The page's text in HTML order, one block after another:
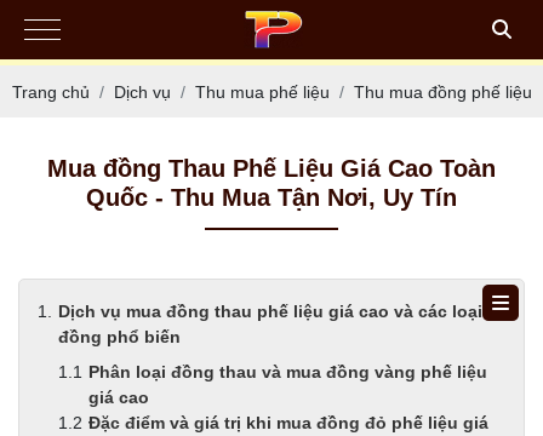
Trang chủ Dịch vụ Thu mua phế liệu Thu mua đồng phế liệu
Mua đồng Thau Phế Liệu Giá Cao Toàn
Quốc - Thu Mua Tận Nơi, Uy Tín
Dịch vụ mua đồng thau phế liệu giá cao và các loại
đồng phổ biến
Phân loại đồng thau và mua đồng vàng phế liệu
giá cao
Đặc điểm và giá trị khi mua đồng đỏ phế liệu giá